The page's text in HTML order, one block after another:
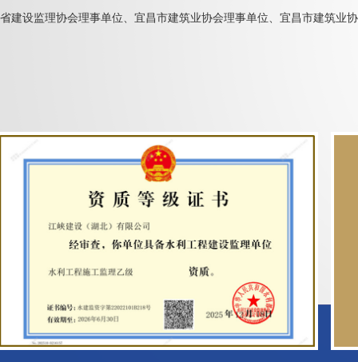
省建设监理协会理事单位、宜昌市建筑业协会理事单位、宜昌市建筑业